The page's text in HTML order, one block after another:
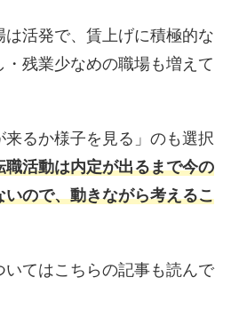
活発で、賃上げに積極的な
残業少なめの職場も増えて
来るか様子を見る」のも選択
職活動は内定が出るまで今の
ので、動きながら考えるこ
てはこちらの記事も読んで